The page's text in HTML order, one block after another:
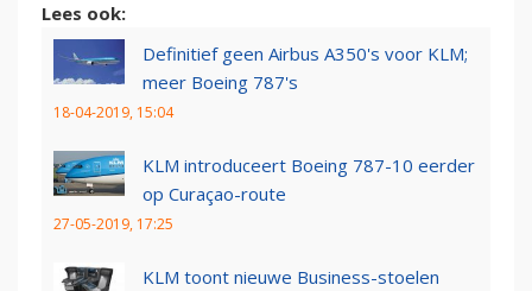
Lees ook:
Definitief geen Airbus A350's voor KLM;
meer Boeing 787's
18-04-2019, 15:04
KLM introduceert Boeing 787-10 eerder
op Curaçao-route
27-05-2019, 17:25
KLM toont nieuwe Business-stoelen